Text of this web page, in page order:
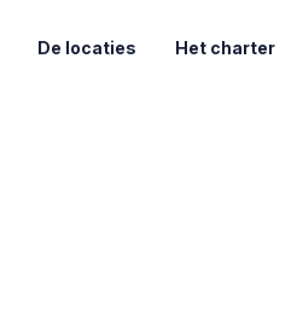
De locaties Het charter